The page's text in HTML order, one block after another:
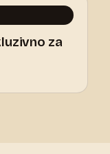
za